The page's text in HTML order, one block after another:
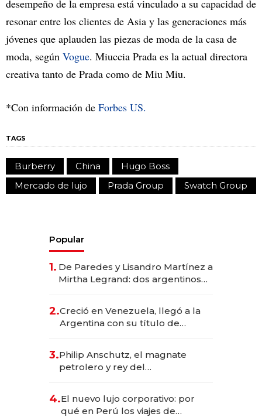
desempeño de la empresa está vinculado a su capacidad de
resonar entre los clientes de Asia y las generaciones más
jóvenes que aplauden las piezas de moda de la casa de
moda, según Vogue. Miuccia Prada es la actual directora
creativa tanto de Prada como de Miu Miu.
*Con información de Forbes US.
TAGS
Burberry China
Hugo Boss
Mercado de lujo
Prada Group Swatch Group
Popular
1. De Paredes y Lisandro Martínez a
Mirtha Legrand: dos argentinos
2.Creció en Venezuela, llegó a la
Argentina con su título de
las marcas "fast premium"
3.Philip Anschutz, el magnate
petrolero y rey del
Fénix
4.El nuevo lujo corporativo: por
qué en Perú los viajes de